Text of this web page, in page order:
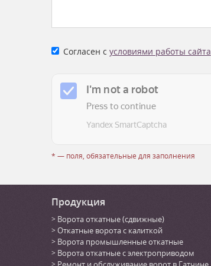
Согласен с условиями работы сайта
* — поля, обязательные для заполнения
Продукция
Ворота откатные (сдвижные)
Откатные ворота с калиткой
Ворота промышленные откатные
Ворота откатные с электроприводом